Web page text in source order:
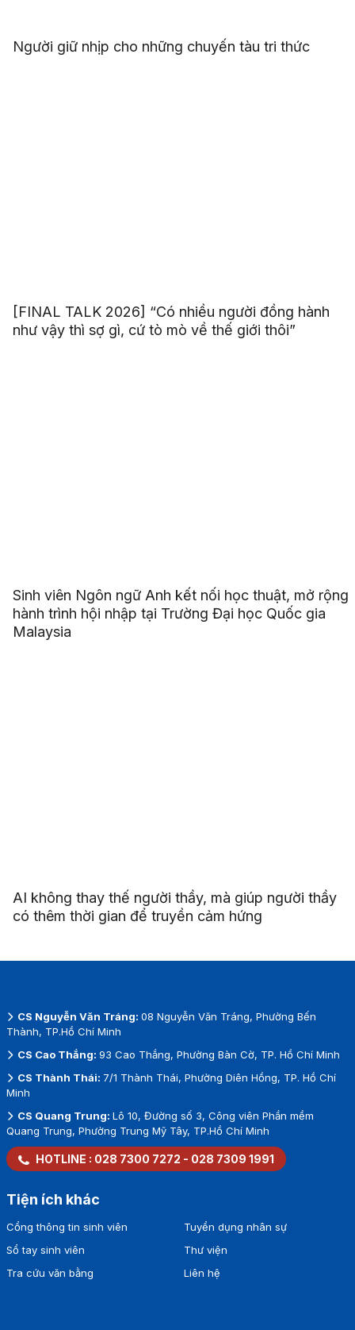
Người giữ nhịp cho những chuyến tàu tri thức
[FINAL TALK 2026] “Có nhiều người đồng hành
như vậy thì sợ gì, cứ tò mò về thế giới thôi”
Sinh viên Ngôn ngữ Anh kết nối học thuật, mở rộng
hành trình hội nhập tại Trường Đại học Quốc gia
Malaysia
AI không thay thế người thầy, mà giúp người thầy
có thêm thời gian để truyền cảm hứng
CS Nguyễn Văn Tráng: 08 Nguyễn Văn Tráng, Phường Bến
Thành, TP.Hồ Chí Minh
CS Cao Thắng: 93 Cao Thắng, Phường Bàn Cờ, TP. Hồ Chí Minh
CS Thành Thái: 7/1 Thành Thái, Phường Diên Hồng, TP. Hồ Chí
Minh
CS Quang Trung: Lô 10, Đường số 3, Công viên Phần mềm
Quang Trung, Phường Trung Mỹ Tây, TP.Hồ Chí Minh
HOTLINE : 028 7300 7272 - 028 7309 1991
Tiện ích khác
Cổng thông tin sinh viên
Sổ tay sinh viên
Tra cứu văn bằng
Tuyển dụng nhân sự
Thư viện
Liên hệ